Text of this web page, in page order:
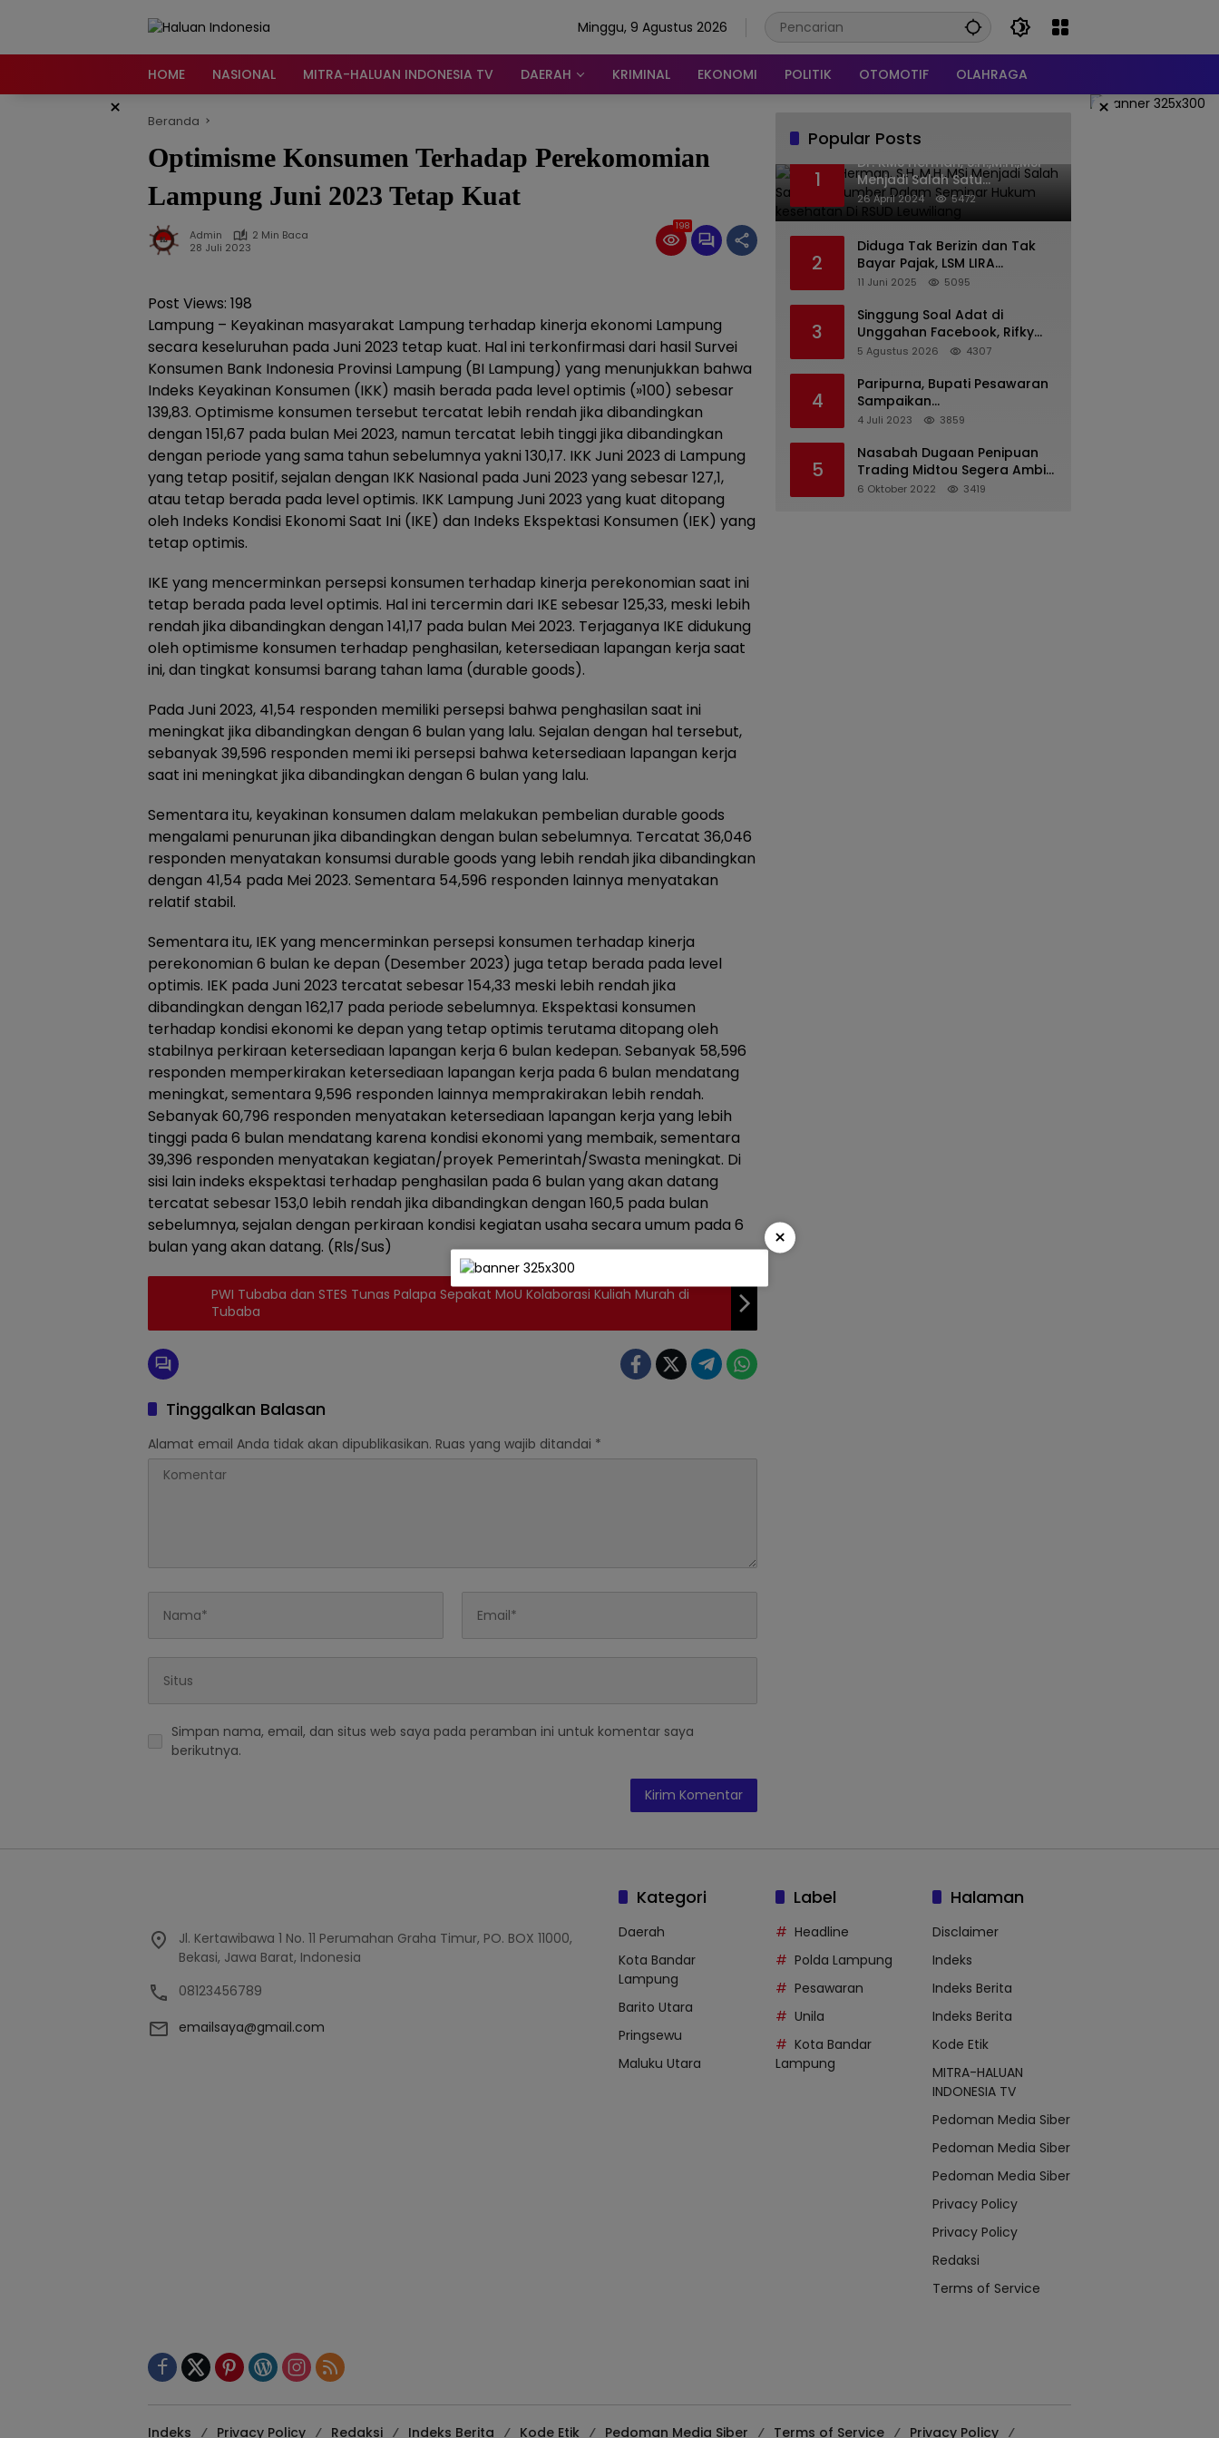
Minggu, 9 Agustus 2026
HOME NASIONAL MITRA-HALUAN INDONESIA TV DAERAH KRIMINAL EKONOMI POLITIK OTOMOTIF OLAHRAGA
× ×
Beranda
Optimisme Konsumen Terhadap Perekomomian
Lampung Juni 2023 Tetap Kuat
Admin
2 Min Baca
28 Juli 2023
198
Post Views: 198
Lampung – Keyakinan masyarakat Lampung terhadap kinerja ekonomi Lampung
secara keseluruhan pada Juni 2023 tetap kuat. Hal ini terkonfirmasi dari hasil Survei
Konsumen Bank Indonesia Provinsi Lampung (BI Lampung) yang menunjukkan bahwa
Indeks Keyakinan Konsumen (IKK) masih berada pada level optimis (»100) sebesar
139,83. Optimisme konsumen tersebut tercatat lebih rendah jika dibandingkan
dengan 151,67 pada bulan Mei 2023, namun tercatat lebih tinggi jika dibandingkan
dengan periode yang sama tahun sebelumnya yakni 130,17. IKK Juni 2023 di Lampung
yang tetap positif, sejalan dengan IKK Nasional pada Juni 2023 yang sebesar 127,1,
atau tetap berada pada level optimis. IKK Lampung Juni 2023 yang kuat ditopang
oleh Indeks Kondisi Ekonomi Saat Ini (IKE) dan Indeks Ekspektasi Konsumen (IEK) yang
tetap optimis.
IKE yang mencerminkan persepsi konsumen terhadap kinerja perekonomian saat ini
tetap berada pada level optimis. Hal ini tercermin dari IKE sebesar 125,33, meski lebih
rendah jika dibandingkan dengan 141,17 pada bulan Mei 2023. Terjaganya IKE didukung
oleh optimisme konsumen terhadap penghasilan, ketersediaan lapangan kerja saat
ini, dan tingkat konsumsi barang tahan lama (durable goods).
Pada Juni 2023, 41,54 responden memiliki persepsi bahwa penghasilan saat ini
meningkat jika dibandingkan dengan 6 bulan yang lalu. Sejalan dengan hal tersebut,
sebanyak 39,596 responden memi iki persepsi bahwa ketersediaan lapangan kerja
saat ini meningkat jika dibandingkan dengan 6 bulan yang lalu.
Sementara itu, keyakinan konsumen dalam melakukan pembelian durable goods
mengalami penurunan jika dibandingkan dengan bulan sebelumnya. Tercatat 36,046
responden menyatakan konsumsi durable goods yang lebih rendah jika dibandingkan
dengan 41,54 pada Mei 2023. Sementara 54,596 responden lainnya menyatakan
relatif stabil.
Sementara itu, IEK yang mencerminkan persepsi konsumen terhadap kinerja
perekonomian 6 bulan ke depan (Desember 2023) juga tetap berada pada level
optimis. IEK pada Juni 2023 tercatat sebesar 154,33 meski lebih rendah jika
dibandingkan dengan 162,17 pada periode sebelumnya. Ekspektasi konsumen
terhadap kondisi ekonomi ke depan yang tetap optimis terutama ditopang oleh
stabilnya perkiraan ketersediaan lapangan kerja 6 bulan kedepan. Sebanyak 58,596
responden memperkirakan ketersediaan lapangan kerja pada 6 bulan mendatang
meningkat, sementara 9,596 responden lainnya memprakirakan lebih rendah.
Sebanyak 60,796 responden menyatakan ketersediaan lapangan kerja yang lebih
tinggi pada 6 bulan mendatang karena kondisi ekonomi yang membaik, sementara
39,396 responden menyatakan kegiatan/proyek Pemerintah/Swasta meningkat. Di
sisi lain indeks ekspektasi terhadap penghasilan pada 6 bulan yang akan datang
tercatat sebesar 153,0 lebih rendah jika dibandingkan dengan 160,5 pada bulan
sebelumnya, sejalan dengan perkiraan kondisi kegiatan usaha secara umum pada 6
bulan yang akan datang. (Rls/Sus)
PWI Tubaba dan STES Tunas Palapa Sepakat MoU Kolaborasi Kuliah Murah di
Tubaba
Tinggalkan Balasan
Alamat email Anda tidak akan dipublikasikan. Ruas yang wajib ditandai *
Simpan nama, email, dan situs web saya pada peramban ini untuk komentar saya
berikutnya.
Popular Posts
1
Dr. KMS Herman, S.H.,M.H.,MSi
Menjadi Salah Satu
Narasumber Dalam Seminar
Hukum kesehatan Di RSUD
26 April 2024 5472
2
Diduga Tak Berizin dan Tak
Bayar Pajak, LSM LIRA
Laporkan Santerra de
Batu
11 Juni 2025 5095
3
Singgung Soal Adat di
Unggahan Facebook, Rifky
Desriana Minta Maaf ke PDA
5 Agustus 2026 4307
4
Paripurna, Bupati Pesawaran
Sampaikan
Pertanggungjawaban
4 Juli 2023 3859
5
Nasabah Dugaan Penipuan
Trading Midtou Segera Ambil
Langkah Hukum
6 Oktober 2022 3419
Jl. Kertawibawa 1 No. 11 Perumahan Graha Timur, PO. BOX 11000,
Bekasi, Jawa Barat, Indonesia
08123456789
emailsaya@gmail.com
Kategori
Daerah
Kota Bandar
Lampung
Barito Utara
Pringsewu
Maluku Utara
Label
Headline
Polda Lampung
Pesawaran
Unila
Kota Bandar
Lampung
Halaman
Disclaimer
Indeks
Indeks Berita
Indeks Berita
Kode Etik
MITRA-HALUAN
INDONESIA TV
Pedoman Media Siber
Pedoman Media Siber
Pedoman Media Siber
Privacy Policy
Privacy Policy
Redaksi
Terms of Service
Indeks Privacy Policy Redaksi Indeks Berita Kode Etik Pedoman Media Siber Terms of Service Privacy Policy
×